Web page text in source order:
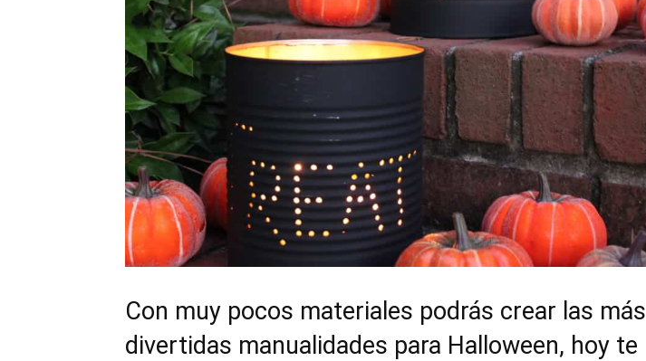
Con muy pocos materiales podrás crear las más
divertidas manualidades para Halloween, hoy te